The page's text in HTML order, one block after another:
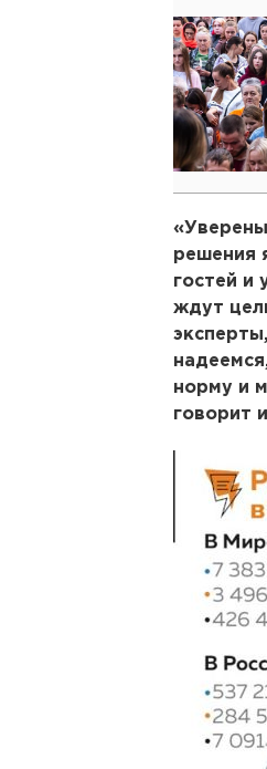
решения
гостей и
ждут
норму и
говорит